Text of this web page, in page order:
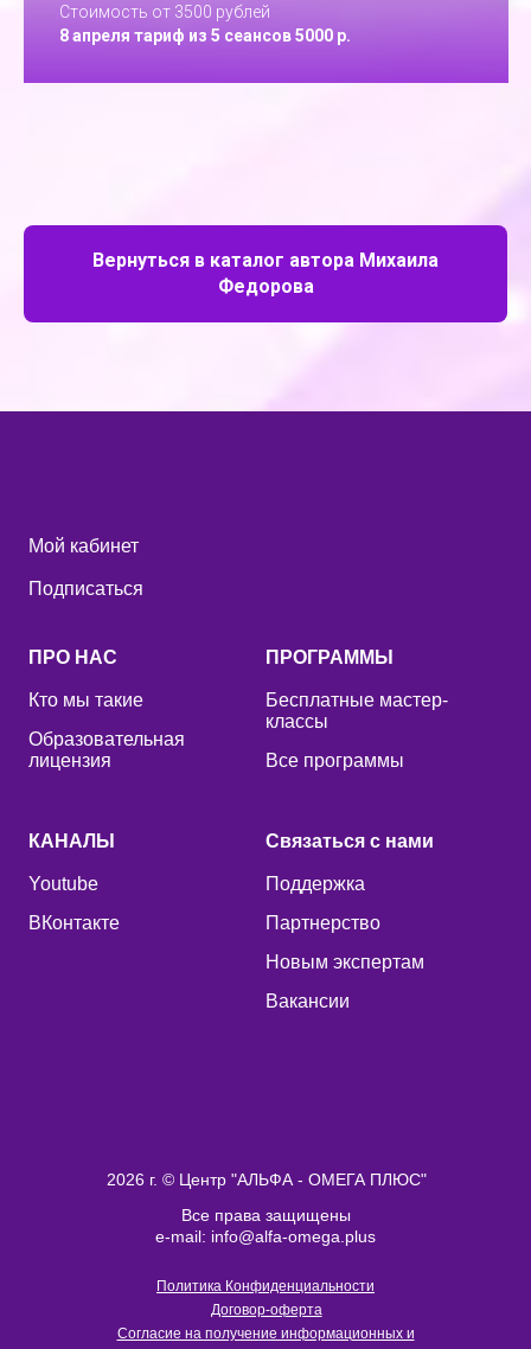
Стоимость от 3500 рублей
8 апреля тариф из 5 сеансов 5000 р.
Вернуться в каталог автора Михаила
Федорова
Мой кабинет
Подписаться
ПРО НАС
Кто мы такие
Образовательная
лицензия
ПРОГРАММЫ
Бесплатные мастер-
классы
Все программы
КАНАЛЫ
Youtube
ВКонтакте
Связаться с нами
Поддержка
Партнерство
Новым экспертам
Вакансии
2026 г. © Центр "АЛЬФА - ОМЕГА ПЛЮС"
Политика Конфиденциальности
Договор-оферта
Согласие на получение информационных и
Все права защищены
e-mail: info@alfa-omega.plus